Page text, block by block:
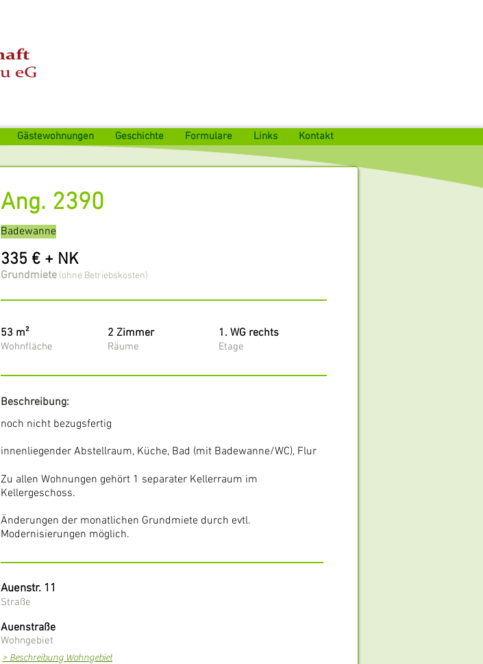
Gästewohnungen Geschichte Formulare Links Kontakt
Ang. 2390
Badewanne
335 € + NK
Grundmiete (ohne Betriebskosten)
53 m²
Wohnfläche
2 Zimmer
Räume
1. WG rechts
Etage
Beschreibung:
noch nicht bezugsfertig
innenliegender Abstellraum, Küche, Bad (mit Badewanne/WC), Flur
Zu allen Wohnungen gehört 1 separater Kellerraum im
Kellergeschoss.
Änderungen der monatlichen Grundmiete durch evtl.
Modernisierungen möglich.
Auenstr. 11
Straße
Auenstraße
Wohngebiet
> Beschreibung Wohngebiet